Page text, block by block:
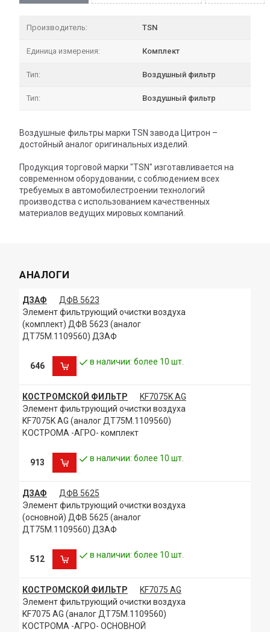
Производитель: TSN
Единица измерения: Комплект
Тип: Воздушный фильтр
Тип: Воздушный фильтр
Воздушные фильтры марки TSN завода Цитрон –
достойный аналог оригинальных изделий.
Продукция торговой марки "TSN" изготавливается на
современном оборудовании, с соблюдением всех
требуемых в автомобилестроении технологий
производства с использованием качественных
материалов ведущих мировых компаний.
АНАЛОГИ
ДЗАФ
ДФВ 5623
Элемент фильтрующий очистки воздуха
(комплект) ДФВ 5623 (аналог
ДТ75М.1109560) ДЗАФ
646 в наличии: более 10 шт.
КОСТРОМСКОЙ ФИЛЬТР
KF7075K AG
Элемент фильтрующий очистки воздуха
KF7075K AG (аналог ДТ75М.1109560)
КОСТРОМА -АГРО- комплект
913 в наличии: более 10 шт.
ДЗАФ
ДФВ 5625
Элемент фильтрующий очистки воздуха
(основной) ДФВ 5625 (аналог
ДТ75М.1109560) ДЗАФ
512 в наличии: более 10 шт.
КОСТРОМСКОЙ ФИЛЬТР
KF7075 AG
Элемент фильтрующий очистки воздуха
KF7075 AG (аналог ДТ75М.1109560)
КОСТРОМА -АГРО- ОСНОВНОЙ